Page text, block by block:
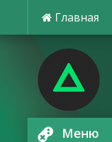
Главная
Меню